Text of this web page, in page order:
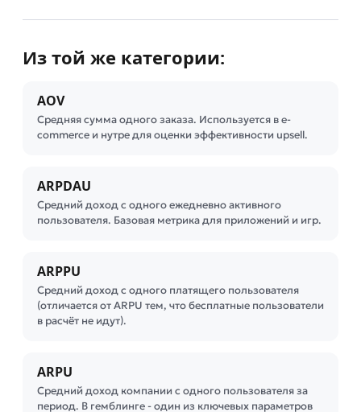
Из той же категории:
AOV
Средняя сумма одного заказа. Используется в e-
commerce и нутре для оценки эффективности upsell.
ARPDAU
Средний доход с одного ежедневно активного
пользователя. Базовая метрика для приложений и игр.
ARPPU
Средний доход с одного платящего пользователя
(отличается от ARPU тем, что бесплатные пользователи
в расчёт не идут).
ARPU
Средний доход компании с одного пользователя за
период. В гемблинге - один из ключевых параметров